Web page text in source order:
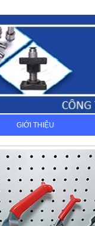
GIỚI THIỆU